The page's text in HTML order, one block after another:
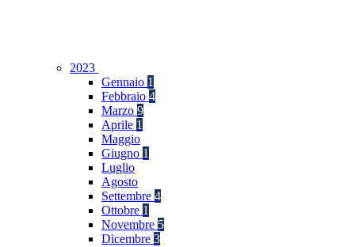
2023
Gennaio 1
Febbraio 4
Marzo 9
Aprile 1
Maggio
Giugno 1
Luglio
Agosto
Settembre 4
Ottobre 1
Novembre 5
Dicembre 3